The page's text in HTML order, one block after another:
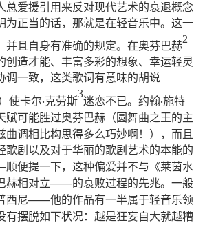
总爱援引用来反对现代艺术的衰退概念
为正当的话，那就是在轻音乐中。这一
并且自身有准确的规定。在奥芬巴赫
2
创造才能、丰富多彩的想象、幸运轻灵
一致， 这类歌词有意味的胡说
使卡尔·克劳斯
3
迷恋不已。约翰·施特
赋可能胜过奥芬巴赫
（ 圆舞曲之王的主
曲调相比构思得多么巧妙啊 ！）
，而且
歌剧以及对于华丽的歌剧艺术的本能的
顺便提一下，这种偏爱并不与《莱茵水
赫相对立——的衰败过程的先兆。一般
西尼——他的作品有一半属于轻音乐领
有摆脱如下状况：越是狂妄自大就越糟